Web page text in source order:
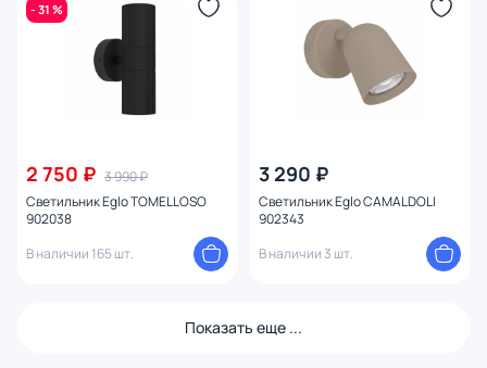
- 31 %
2 750 ₽ 3 990 ₽
Светильник Eglo TOMELLOSO
902038
В наличии 165 шт.
3 290 ₽
Светильник Eglo CAMALDOLI
902343
В наличии 3 шт.
Показать еще ...